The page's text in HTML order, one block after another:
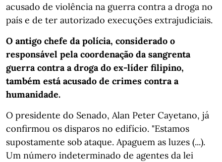
acusado de violência na guerra contra a droga no
país e de ter autorizado execuções extrajudiciais.
O antigo chefe da polícia, considerado o
responsável pela coordenação da sangrenta
guerra contra a droga do ex-líder filipino,
também está acusado de crimes contra a
humanidade.
O presidente do Senado, Alan Peter Cayetano, já
confirmou os disparos no edifício. "Estamos
supostamente sob ataque. Apaguem as luzes (...).
Um número indeterminado de agentes da lei